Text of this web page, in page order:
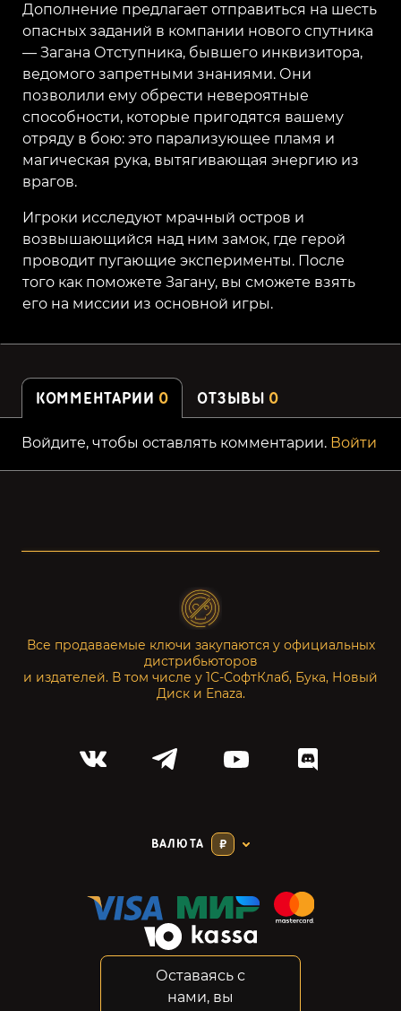
Дополнение предлагает отправиться на шесть
опасных заданий в компании нового спутника
— Загана Отступника, бывшего инквизитора,
ведомого запретными знаниями. Они
позволили ему обрести невероятные
способности, которые пригодятся вашему
отряду в бою: это парализующее пламя и
магическая рука, вытягивающая энергию из
врагов.
Игроки исследуют мрачный остров и
возвышающийся над ним замок, где герой
проводит пугающие эксперименты. После
того как поможете Загану, вы сможете взять
его на миссии из основной игры.
КОММЕНТАРИИ 0 ОТЗЫВЫ 0
Войдите, чтобы оставлять комментарии. Войти
Все продаваемые ключи закупаются у официальных
дистрибьюторов
и издателей. В том числе у 1С-СофтКлаб, Бука, Новый
Диск и Enaza.
ВАЛЮТА ₽
Конфиденциальность
Оставаясь с
нами, вы